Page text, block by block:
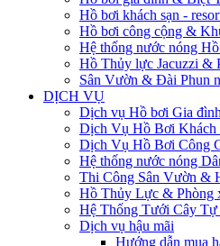
Hồ bơi khách sạn -
Hồ bơi công cộng &
Hệ thống nước nóng
Hồ Thủy lực Jacuzzi &
Sân Vườn & Đài Phun
DỊCH VỤ
Dịch vụ Hồ bơi Gia
Dịch Vụ Hồ Bơi Khách
Dịch Vụ Hồ Bơi Công
Hệ thống nước nóng
Thi Công Sân Vườn &
Hồ Thủy Lực & Phòng
Hệ Thống Tưới Cây
Dịch vụ hậu mãi
Hướng dẫn mua